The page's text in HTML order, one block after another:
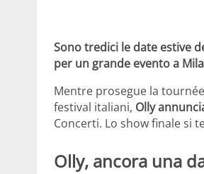
Sono tredici le date estive
per un grande evento a
Mentre prosegue la
festival italiani, Olly
Concerti. Lo show finale si
Olly, ancora una